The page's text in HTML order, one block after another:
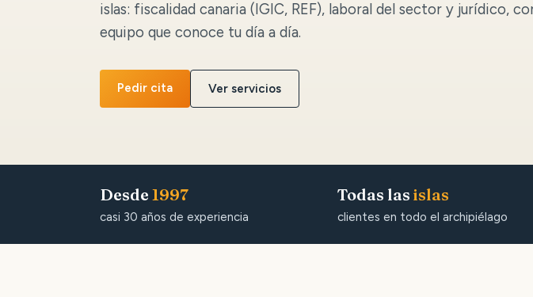
islas: fiscalidad canaria (IGIC, REF), laboral del sector y jurídico,
equipo que conoce tu día a día.
Pedir cita Ver servicios
Desde 1997
casi 30 años de experiencia
Todas las islas
clientes en todo el archipiélago